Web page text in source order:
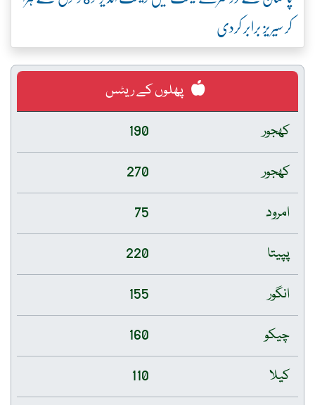
کر سیریز برابر کردی
پھلوں کے ریٹس
کھجور
190
کھجور
270
امرود
75
پپیتا
220
انگور
155
چیکو
160
کیلا
110